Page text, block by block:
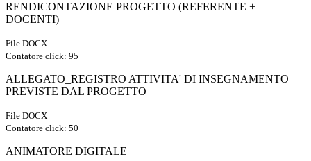
RENDICONTAZIONE PROGETTO (REFERENTE +
DOCENTI)
File DOCX
Contatore click: 95
ALLEGATO_REGISTRO ATTIVITA' DI INSEGNAMENTO
PREVISTE DAL PROGETTO
File DOCX
Contatore click: 50
ANIMATORE DIGITALE